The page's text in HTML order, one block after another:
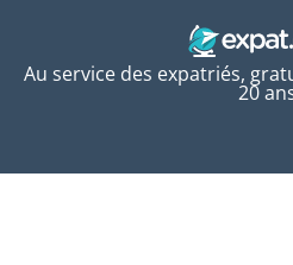
Au service des expatriés,
20